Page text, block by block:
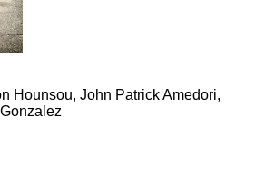
Hounsou, John Patrick Amedori,